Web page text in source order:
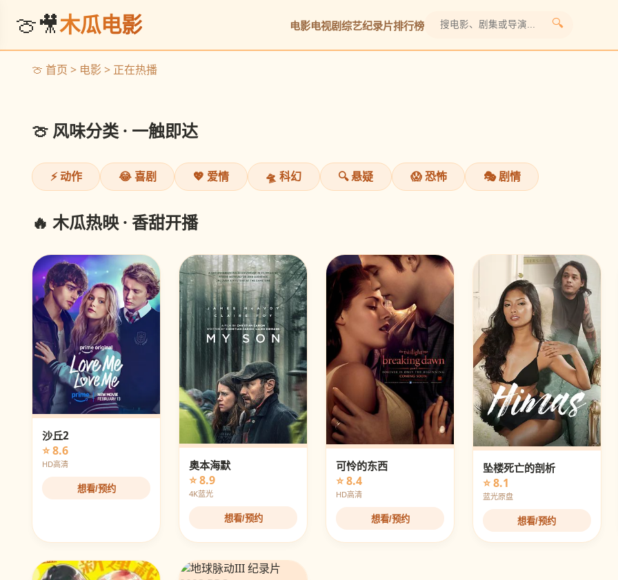
🍈🎥木瓜电影 电影电视剧综艺纪录片排行榜 🔍
🍈 首页 > 电影 > 正在热播
《奥本海默》
诺兰巅峰之作，原子弹之父
🍈 风味分类 · 一触即达
⚡ 动作 😂 喜剧 💖 爱情 🛸 科幻 🔍 悬疑 😱 恐怖 🎭 剧情
🔥 木瓜热映 · 香甜开播
沙丘2
⭐ 8.6
HD高清
想看/预约
奥本海默
⭐ 8.9
4K蓝光
想看/预约
可怜的东西
⭐ 8.4
HD高清
想看/预约
坠楼死亡的剖析
⭐ 8.1
蓝光原盘
想看/预约